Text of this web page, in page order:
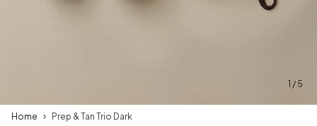
1 / 5
Home Prep & Tan Trio Dark